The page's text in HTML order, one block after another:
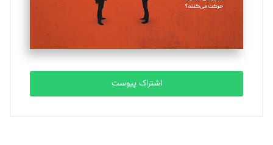
مصطفی مسجدی آرانی
تحریریه
بابک نقاش
تحریریه
اشتراک پیوست